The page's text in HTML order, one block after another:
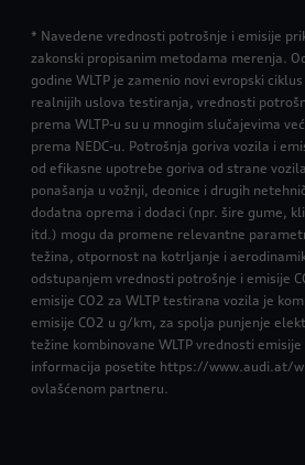
* Navedene vrednosti potrošnje i emisije
zakonski propisanim metodama merenja.
godine WLTP je zamenio novi evropski
realnijih uslova testiranja, vrednosti
prema WLTP-u su u mnogim slučajevima
prema NEDC-u. Potrošnja goriva vozila i
od efikasne upotrebe goriva od strane
ponašanja u vožnji, deonice i drugih
dodatna oprema i dodaci (npr. šire gume,
itd.) mogu da promene relevantne
težina, otpornost na kotrljanje i
odstupanjem vrednosti potrošnje i emisije
emisije CO2 za WLTP testirana vozila je
emisije CO2 u g/km, za spolja punjenje
težine kombinovane WLTP vrednosti
informacija posetite https://www.audi.at/
ovlašćenom partneru.